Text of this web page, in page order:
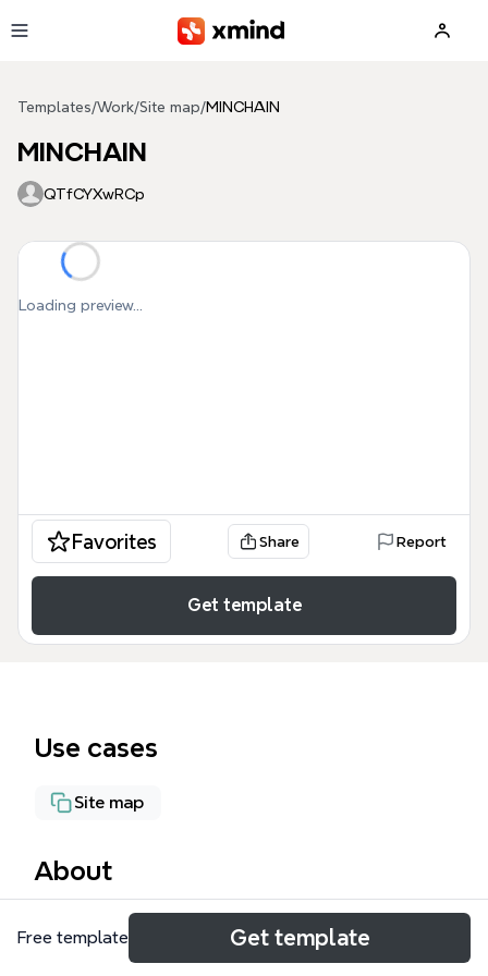
Templates/Work/Site map/MINCHAIN
MINCHAIN
QTfCYXwRCp
Loading preview...
Favorites Share Report
Get template
Use cases
Site map
About
El mapa mental MINCHAIN es una plantilla de Xmind
que mapea la arquitectura de nodos y aplicaciones
Free template Get template